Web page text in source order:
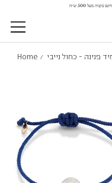
Home / פנינה - כחול נייבי